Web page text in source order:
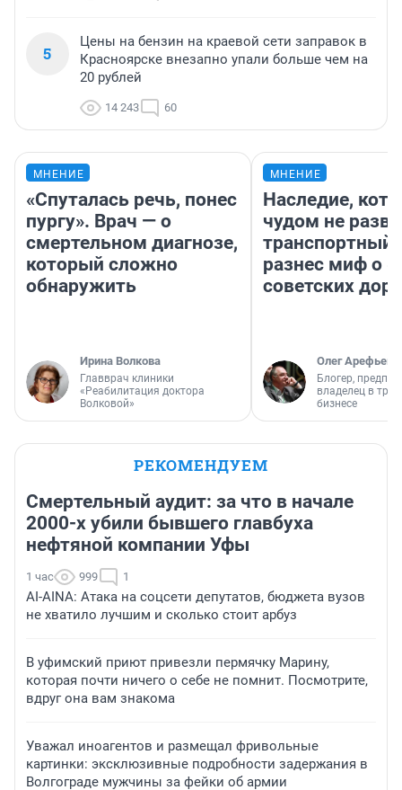
5
Цены на бензин на краевой сети заправок в
Красноярске внезапно упали больше чем на
20 рублей
14 243 60
МНЕНИЕ
«Спуталась речь, понес
пургу». Врач — о
смертельном диагнозе,
который сложно
обнаружить
Ирина Волкова
Главврач клиники
«Реабилитация доктора
Волковой»
МНЕНИЕ
Наследие,
чудом не
транспортный
разнес миф о
советских
Олег Арефьев
Блогер,
владелец в
бизнесе
РЕКОМЕНДУЕМ
Смертельный аудит: за что в начале
2000-х убили бывшего главбуха
нефтяной компании Уфы
1 час 999 1
AI-AINA: Атака на соцсети депутатов, бюджета вузов
не хватило лучшим и сколько стоит арбуз
В уфимский приют привезли пермячку Марину,
которая почти ничего о себе не помнит. Посмотрите,
вдруг она вам знакома
Уважал иноагентов и размещал фривольные
картинки: эксклюзивные подробности задержания в
Волгограде мужчины за фейки об армии